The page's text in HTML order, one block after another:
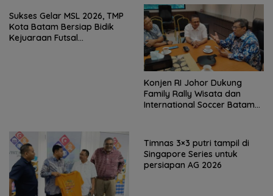
Sukses Gelar MSL 2026, TMP
Kota Batam Bersiap Bidik
Kejuaraan Futsal
Konjen RI Johor Dukung
Family Rally Wisata dan
International Soccer Batam
Timnas 3×3 putri tampil di
Singapore Series untuk
persiapan AG 2026